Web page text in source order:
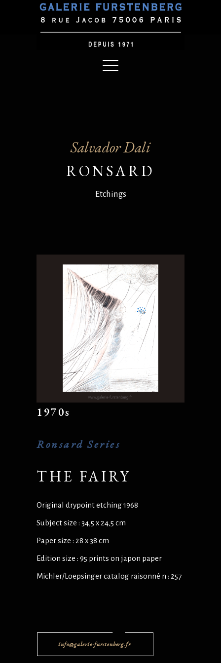
Salvador Dali
RONSARD
Etchings
1970s
Ronsard Series
THE FAIRY
Original drypoint etching 1968
Subject size : 34,5 x 24,5 cm
Paper size : 28 x 38 cm
Edition size : 95 prints on japon paper
Michler/Loepsinger catalog raisonné n : 257
info@galerie-furstenberg.fr